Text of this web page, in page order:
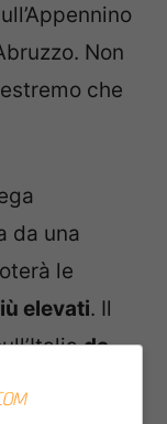
Non
che
da una
le
elevati. Il
da
a